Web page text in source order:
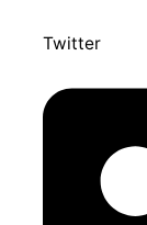
Twitter